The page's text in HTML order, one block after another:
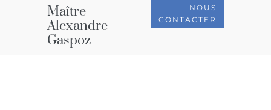
Maître
Alexandre
Gaspoz
NOUS
CONTACTER